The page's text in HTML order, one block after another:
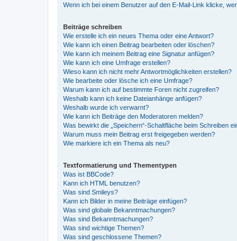
Wenn ich bei einem Benutzer auf den E-Mail-Link klicke,
Beiträge schreiben
Wie erstelle ich ein neues Thema oder eine Antwort?
Wie kann ich einen Beitrag bearbeiten oder löschen?
Wie kann ich meinem Beitrag eine Signatur anfügen?
Wie kann ich eine Umfrage erstellen?
Wieso kann ich nicht mehr Antwortmöglichkeiten erstellen?
Wie bearbeite oder lösche ich eine Umfrage?
Warum kann ich auf bestimmte Foren nicht zugreifen?
Weshalb kann ich keine Dateianhänge anfügen?
Weshalb wurde ich verwarnt?
Wie kann ich Beiträge den Moderatoren melden?
Was bewirkt die „Speichern“-Schaltfläche beim Schreiben
Warum muss mein Beitrag erst freigegeben werden?
Wie markiere ich ein Thema als neu?
Textformatierung und Thementypen
Was ist BBCode?
Kann ich HTML benutzen?
Was sind Smileys?
Kann ich Bilder in meine Beiträge einfügen?
Was sind globale Bekanntmachungen?
Was sind Bekanntmachungen?
Was sind wichtige Themen?
Was sind geschlossene Themen?